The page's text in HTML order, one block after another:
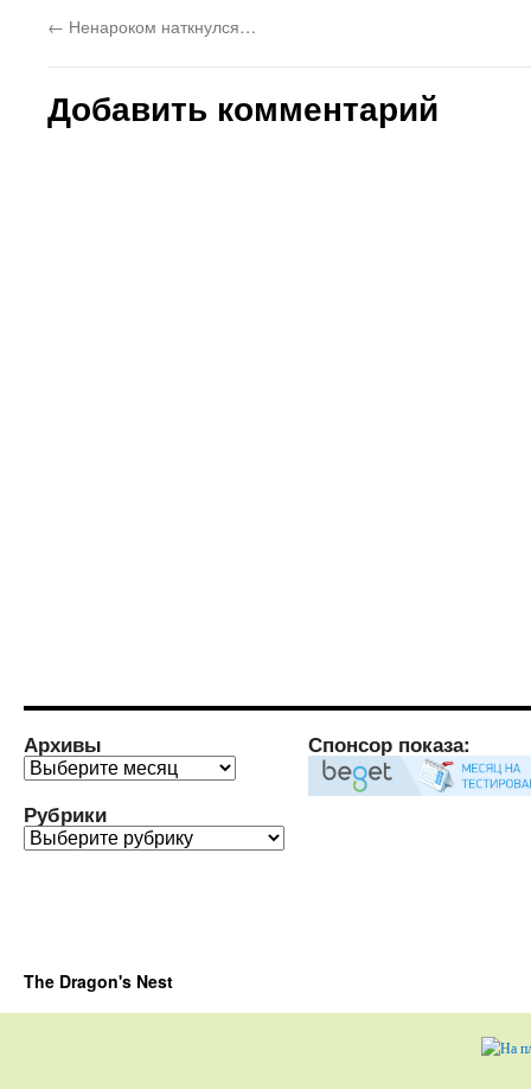
← Ненароком наткнулся…
Добавить комментарий
Архивы
Архивы
Рубрики
Рубрики
Спонсор показа:
The Dragon's Nest